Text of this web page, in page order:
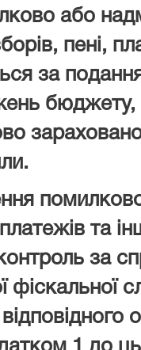
або
пені,
за
бюджету,
та
за